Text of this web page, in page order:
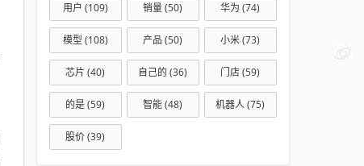
用户 (109) 销量(50) 华为 (74)
模型 (108) 产品 (50) 小米(73)
芯片 (40) 自己的 (36) 门店(59)
的是(59) 智能(48) 机器人(75)
股价(39)